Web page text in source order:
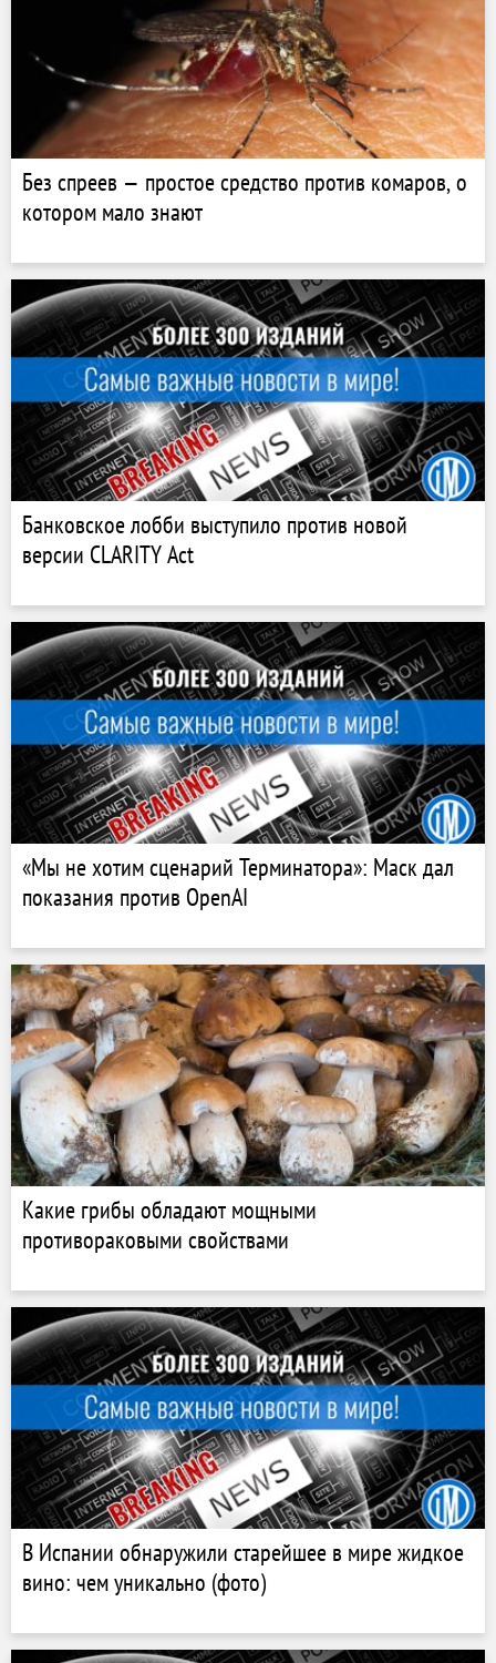
Без спреев — простое средство против комаров, о
котором мало знают
Банковское лобби выступило против новой
версии CLARITY Act
«Мы не хотим сценарий Терминатора»: Маск дал
показания против OpenAI
Какие грибы обладают мощными
противораковыми свойствами
В Испании обнаружили старейшее в мире жидкое
вино: чем уникально (фото)